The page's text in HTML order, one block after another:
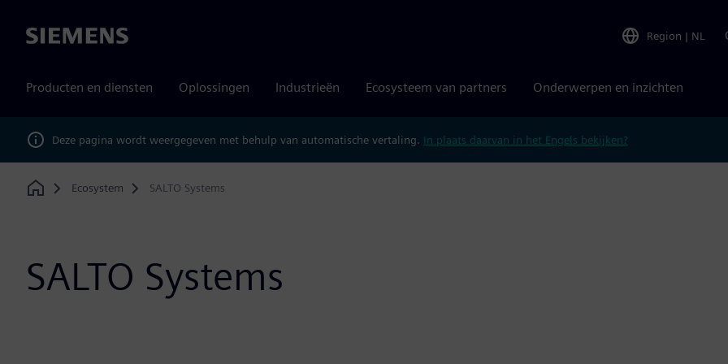
Siemens Region | NL
Producten en diensten Oplossingen Industrieën Ecosysteem van partners Onderwerpen en inzichten
Deze pagina wordt weergegeven met behulp van automatische vertaling. In plaats daarvan in het Engels bekijken?
Home
Ecosystem SALTO Systems
SALTO Systems